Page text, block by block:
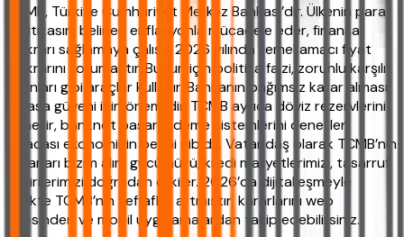
TCMB, Türkiye Cumhuriyet Merkez Bankası’dır. Ülkenin para
politikasını belirler, enflasyonla mücadele eder, finansal
istikrarı sağlamaya çalışır. 2026 yılında temel amacı fiyat
istikrarını korumaktır. Bunun için politika faizi, zorunlu karşılık
oranları gibi araçlar kullanır. Bankanın bağımsız karar alması
piyasa güveni için önemlidir. TCMB ayrıca döviz rezervlerini
yönetir, banknot basar, ödeme sistemlerini denetler.
Kısacası ekonominin beyni gibidir. Vatandaş olarak TCMB’nin
kararları bizim alım gücümüzü, kredi maliyetlerimizi, tasarruf
getirilerimizi doğrudan etkiler. 2026’da dijitalleşmeyle
birlikte TCMB’nin şeffaflığı artmıştır, kararlarını web
sitesinden ve mobil uygulamalardan takip edebilirsiniz.